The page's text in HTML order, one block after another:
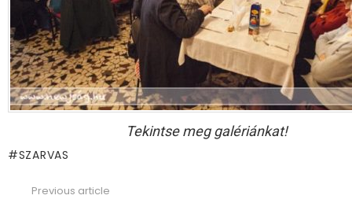
Tekintse meg galériánkat!
SZARVAS
Previous article